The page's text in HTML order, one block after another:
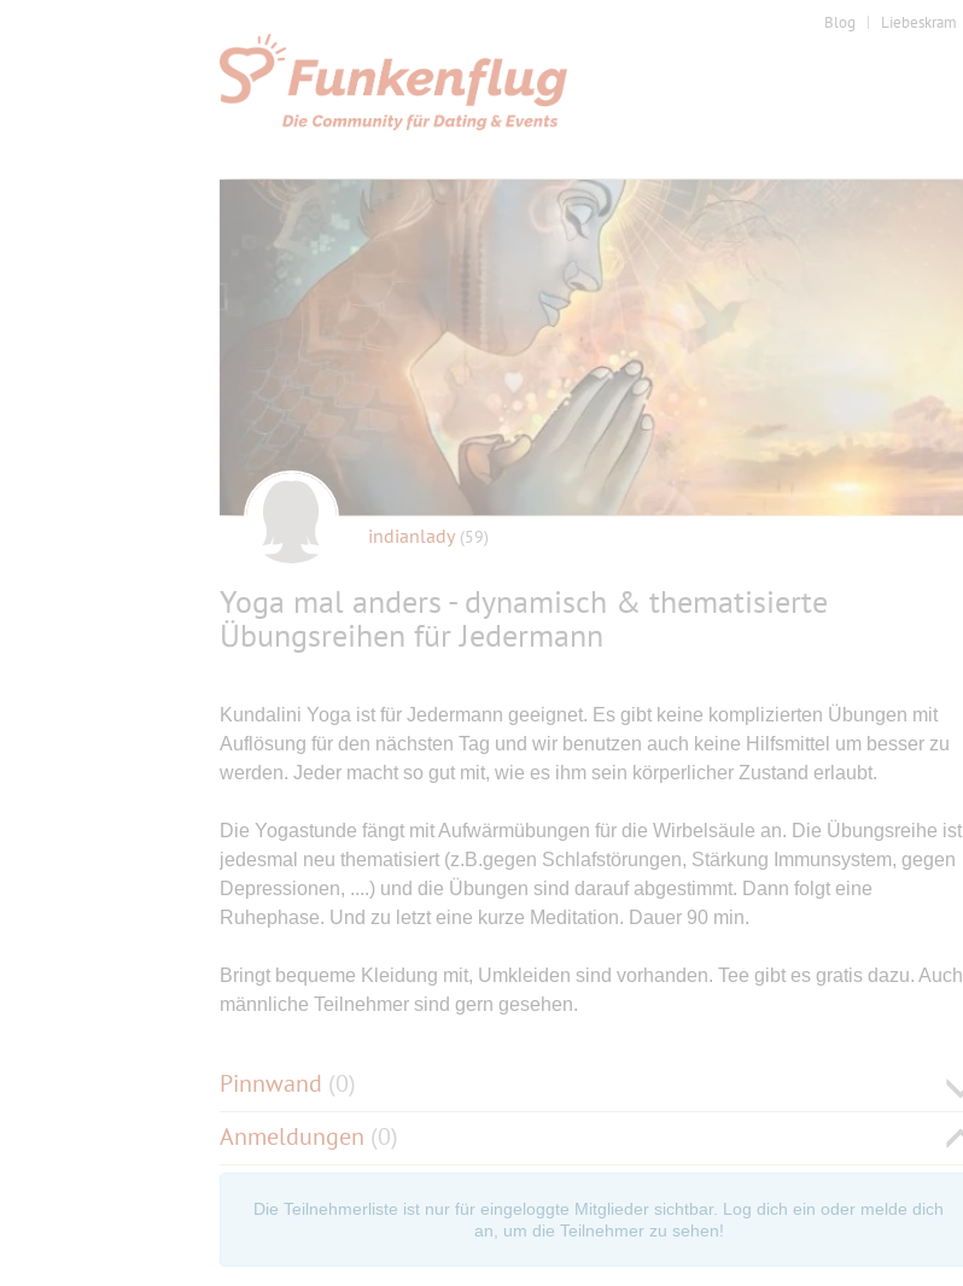
Blog Liebeskram
indianlady (59)
Yoga mal anders - dynamisch & thematisierte
Übungsreihen für Jedermann
Kundalini Yoga ist für Jedermann geeignet. Es gibt keine komplizierten Übungen mit
Auflösung für den nächsten Tag und wir benutzen auch keine Hilfsmittel um besser zu
werden. Jeder macht so gut mit, wie es ihm sein körperlicher Zustand erlaubt.
Die Yogastunde fängt mit Aufwärmübungen für die Wirbelsäule an. Die Übungsreihe ist
jedesmal neu thematisiert (z.B.gegen Schlafstörungen, Stärkung Immunsystem, gegen
Depressionen, ....) und die Übungen sind darauf abgestimmt. Dann folgt eine
Ruhephase. Und zu letzt eine kurze Meditation. Dauer 90 min.
Bringt bequeme Kleidung mit, Umkleiden sind vorhanden. Tee gibt es gratis dazu. Auch
männliche Teilnehmer sind gern gesehen.
Pinnwand (0)
Anmeldungen (0)
Die Teilnehmerliste ist nur für eingeloggte Mitglieder sichtbar. Log dich ein oder melde dich
an, um die Teilnehmer zu sehen!